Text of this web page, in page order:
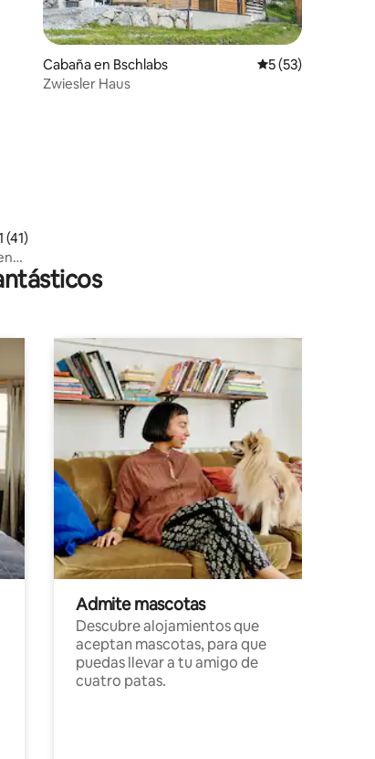
promedio: 4.51 de 5; 41 evaluaciones
(41)
Cabaña en Bschlabs Calificación
5 (53)
Zwiesler Haus
Admite mascotas
Descubre alojamientos que
aceptan mascotas, para que
puedas llevar a tu amigo de
cuatro patas.